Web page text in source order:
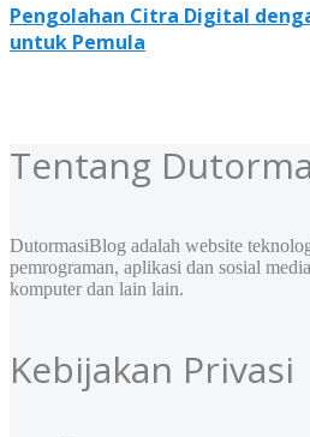
Pengolahan Citra Digital
untuk Pemula
Tentang
DutormasiBlog adalah website
pemrograman, aplikasi dan sosial
komputer dan lain lain.
Kebijakan Privasi